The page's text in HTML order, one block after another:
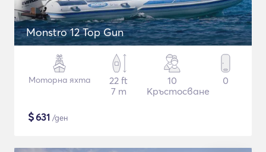
Monstro 12 Top Gun
Моторна яхта
22 ft
7 m
10
Кръстосване
0
$631 /ден